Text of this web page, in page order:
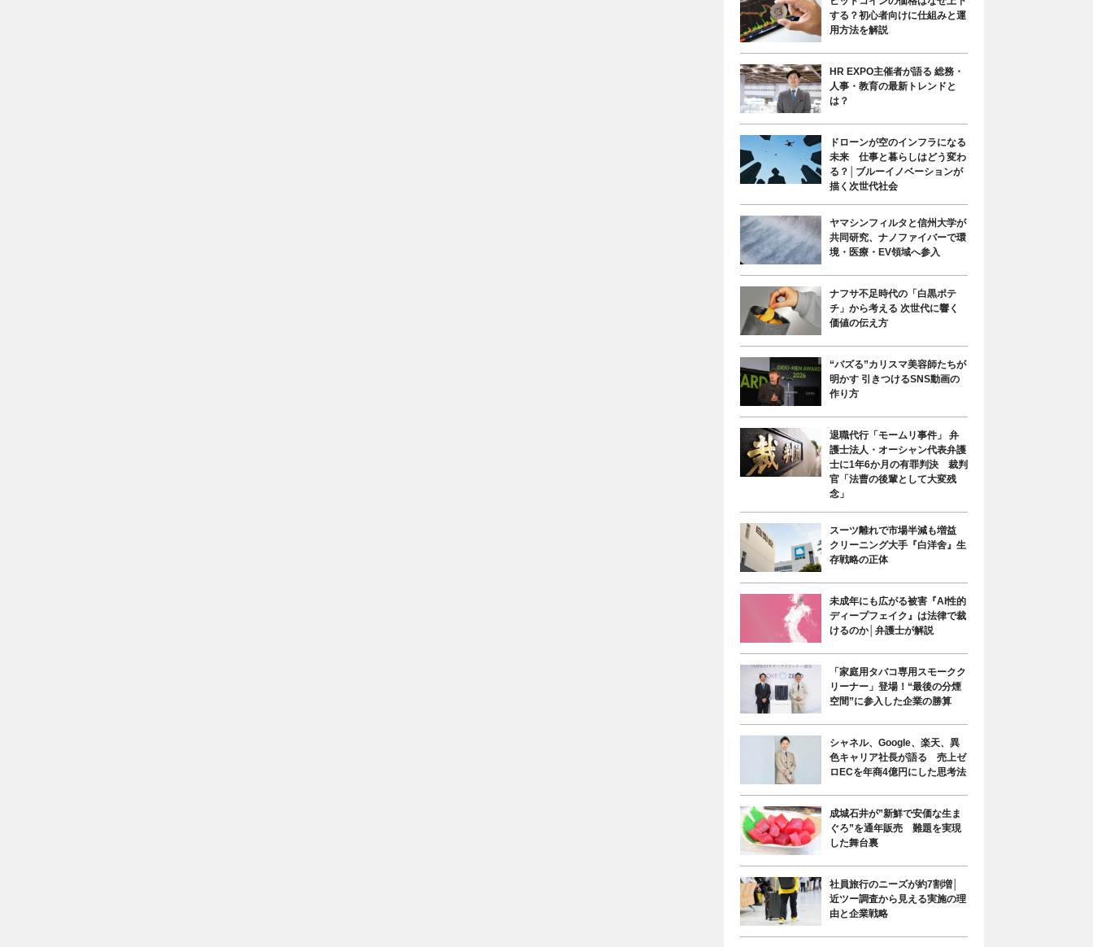
する？初心者向けに仕組みと運
用方法を解説
HR EXPO主催者が語る 総務・
人事・教育の最新トレンドと
は？
ドローンが空のインフラになる
未来 仕事と暮らしはどう変わ
る？│ブルーイノベーションが
描く次世代社会
ヤマシンフィルタと信州大学が
共同研究、ナノファイバーで環
境・医療・EV領域へ参入
ナフサ不足時代の「白黒ポテ
チ」から考える 次世代に響く
価値の伝え方
“バズる”カリスマ美容師たちが
明かす 引きつけるSNS動画の
作り方
退職代行「モームリ事件」 弁
護士法人・オーシャン代表弁護
士に1年6か月の有罪判決 裁判
官「法曹の後輩として大変残
念」
スーツ離れで市場半減も増益
クリーニング大手『白洋舍』生
存戦略の正体
未成年にも広がる被害『AI性的
ディープフェイク』は法律で裁
けるのか│弁護士が解説
「家庭用タバコ専用スモークク
リーナー」登場！“最後の分煙
空間”に参入した企業の勝算
シャネル、Google、楽天、異
色キャリア社長が語る 売上ゼ
ロECを年商4億円にした思考法
成城石井が”新鮮で安価な生ま
ぐろ”を通年販売 難題を実現
した舞台裏
社員旅行のニーズが約7割増│
近ツー調査から見える実施の理
由と企業戦略